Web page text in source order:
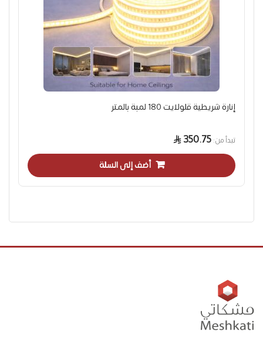
إنارة شريطية قلولايت 180 لمبة بالمتر
تبدأ من 350.75
أضف إلى السلة